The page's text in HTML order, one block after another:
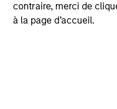
contraire, merci de
à la page d’accueil.